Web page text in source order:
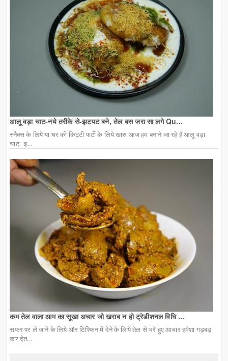
आलू वड़ा चाट-नये तरीके से-झटपट बने, तेल बस जरा सा लगे Qu...
स्नैक्स के लिये या घर की किट्टी पार्टी के लिये खास आज हम बनाने जा रहे हैं आलू वड़ा
चाट. इ...
कम तेल वाला आम का सूखा अचार जो खराब न हो ट्रेडीशनल विधि ...
सफर पर ले जाने के लिये और टिफ्फिन में देने के लिये तेल से भरे हुए आचार हमेशा गड़बड़
कर देत...